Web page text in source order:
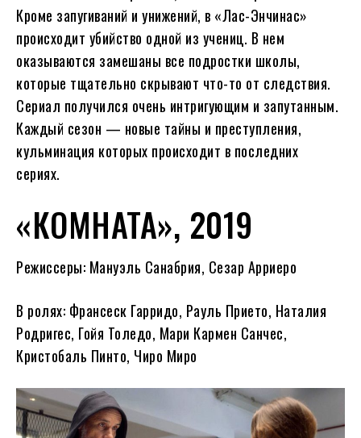
Кроме запугиваний и унижений, в «Лас-Энчинас»
происходит убийство одной из учениц. В нем
оказываются замешаны все подростки школы,
которые тщательно скрывают что-то от следствия.
Сериал получился очень интригующим и запутанным.
Каждый сезон — новые тайны и преступления,
кульминация которых происходит в последних
сериях.
«КОМНАТА», 2019
Режиссеры: Мануэль Санабрия, Сезар Арриеро
В ролях: Франсеск Гарридо, Рауль Прието, Наталия
Родригес, Гойя Толедо, Мари Кармен Санчес,
Кристобаль Пинто, Чиро Миро